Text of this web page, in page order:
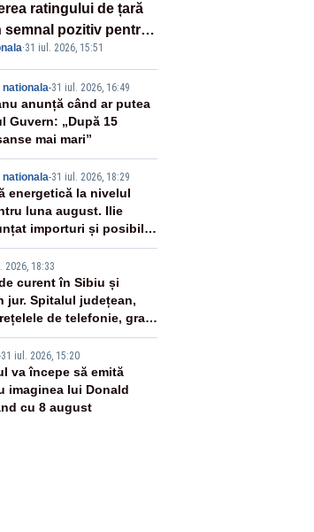
ratingului de țară
semnal pozitiv pentru
trebuie să
stabilității
·31 iul. 2026, 15:51
nationala-31 iul. 2026, 16:49
anunță când ar putea
Guvern: „După 15
mai mari”
nationala-31 iul. 2026, 18:29
energetică la nivelul
luna august. Ilie
importuri și posibile
2026, 18:33
curent în Sibiu și
jur. Spitalul județean,
de telefonie, grav
31 iul. 2026, 15:20
va începe să emită
imaginea lui Donald
cu 8 august